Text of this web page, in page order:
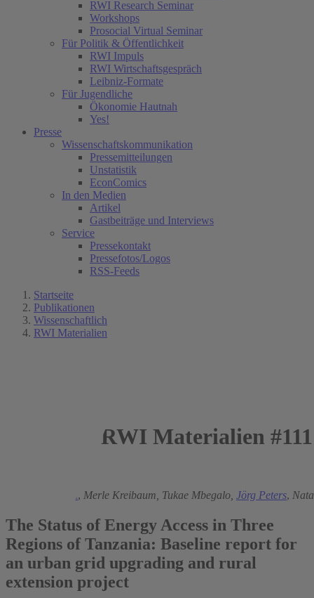
RWI Research Seminar
Workshops
Prosocial Virtual Seminar
Für Politik & Öffentlichkeit
RWI Impuls
RWI Wirtschaftsgespräch
Leibniz-Formate
Für Jugendliche
Ökonomie Hautnah
Yes!
Presse
Wissenschaftskommunikation
Pressemitteilungen
Unstatistik
EconComics
In den Medien
Artikel
Gastbeiträge und Interviews
Service
Pressekontakt
Pressefotos/Logos
RSS-Feeds
Startseite
Publikationen
Wissenschaftlich
RWI Materialien
RWI Materialien #111
Gunther Bensch, Merle Kreibaum, Tukae Mbegalo, Jörg Peters,
The Status of Energy Access in Three
Regions of Tanzania: Baseline report for
an urban grid upgrading and rural
extension project